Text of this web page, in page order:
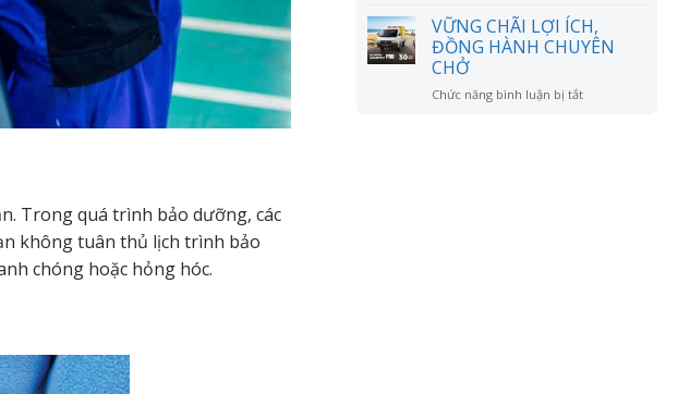
Trong quá trình bảo dưỡng, các
không tuân thủ lịch trình bảo
chóng hoặc hỏng hóc.
MỪNG
ANH
LÊ
DŨNG
VỮNG CHÃI LỢI ÍCH,
ĐỒNG HÀNH CHUYÊN
CHỞ
Chức năng bình luận bị tắtở